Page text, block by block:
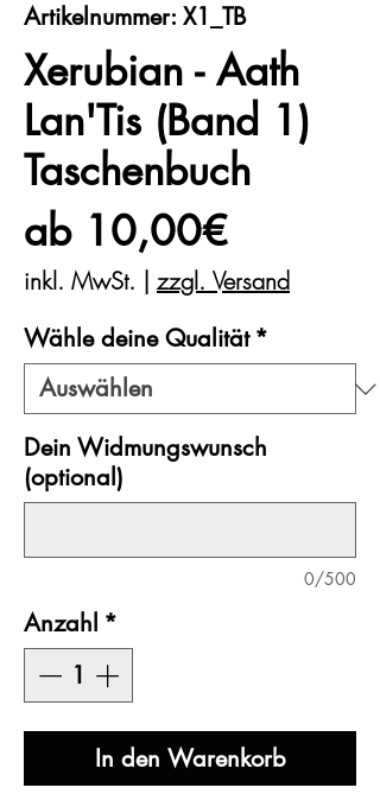
Artikelnummer: X1_TB
Xerubian - Aath
Lan'Tis (Band 1)
Taschenbuch
ab 10,00€Sale-
Preis
inkl. MwSt. |zzgl. Versand
Wähle deine Qualität *
Dein Widmungswunsch
(optional)
0/500
Anzahl *
In den Warenkorb